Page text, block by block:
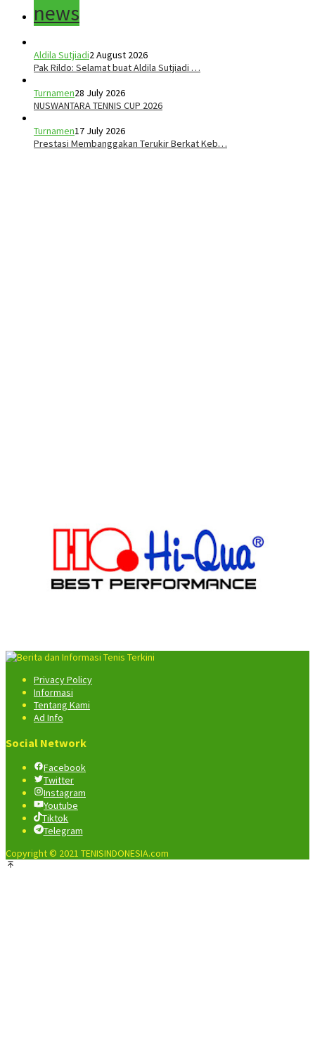
news
Aldila Sutjiadi2 August 2026
Pak Rildo: Selamat buat Aldila Sutjiadi …
Turnamen28 July 2026
NUSWANTARA TENNIS CUP 2026
Turnamen17 July 2026
Prestasi Membanggakan Terukir Berkat Keb…
Privacy Policy
Informasi
Tentang Kami
Ad Info
Social Network
Facebook
Twitter
Instagram
Youtube
Tiktok
Telegram
Copyright © 2021 TENISINDONESIA.com